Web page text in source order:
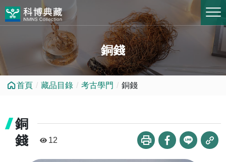
銅錢
首頁 藏品目錄 考古學門 銅錢
銅
錢
12